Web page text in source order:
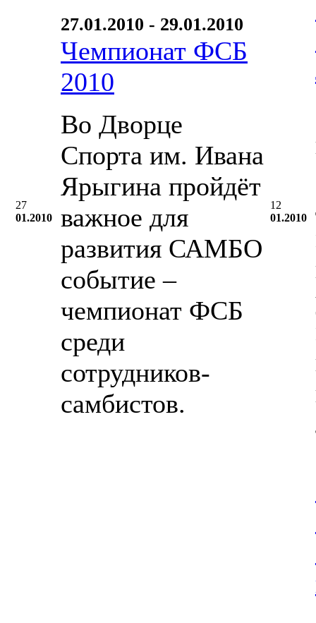
27
01.2010
27.01.2010 - 29.01.2010
Чемпионат ФСБ
2010
Во Дворце
Спорта им. Ивана
Ярыгина пройдёт
важное для
развития САМБО
событие –
чемпионат ФСБ
среди
сотрудников-
самбистов.
12
01.2010